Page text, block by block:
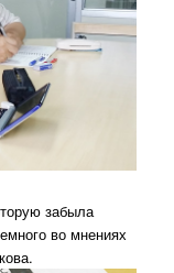
забыла
во мнениях